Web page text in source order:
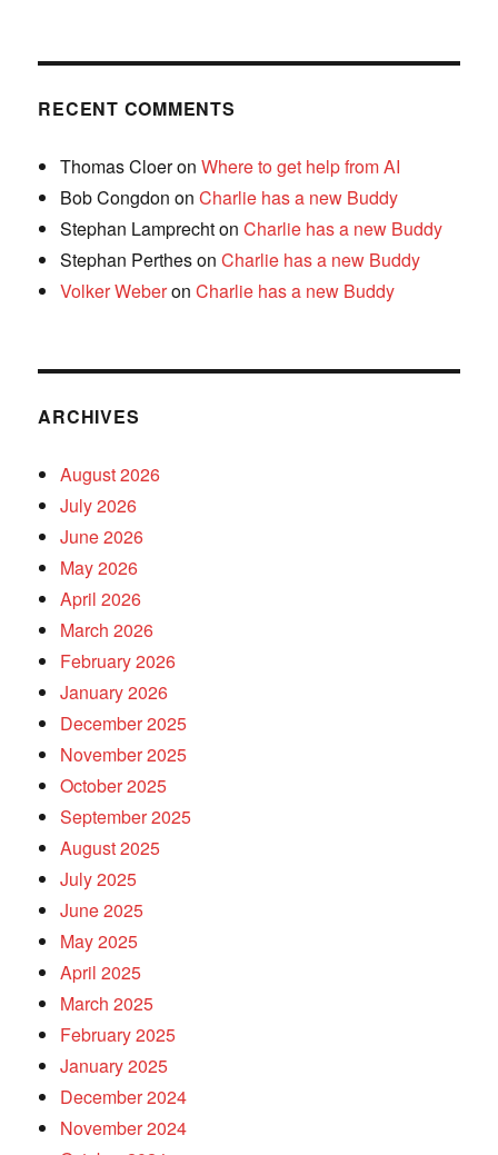
RECENT COMMENTS
Thomas CloeronWhere to get help from AI
Bob Congdon onCharlie has a new Buddy
Stephan LamprechtonCharlie has a new Buddy
Stephan PerthesonCharlie has a new Buddy
Volker WeberonCharlie has a new Buddy
ARCHIVES
August 2026
July 2026
June 2026
May 2026
April 2026
March 2026
February 2026
January 2026
December 2025
November 2025
October 2025
September 2025
August 2025
July 2025
June 2025
May 2025
April 2025
March 2025
February 2025
January 2025
December 2024
November 2024